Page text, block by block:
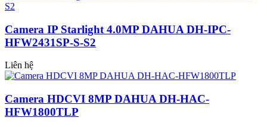
Camera IP Starlight 4.0MP DAHUA DH-IPC-
HFW2431SP-S-S2
Liên hệ
Camera HDCVI 8MP DAHUA DH-HAC-
HFW1800TLP